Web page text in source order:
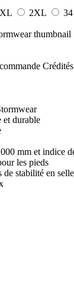
XL 2XL 34
et durable
mm et indice
les pieds
de stabilité en selle